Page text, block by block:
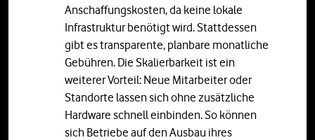
Anschaffungskosten, da keine lokale
Infrastruktur benötigt wird. Stattdessen
gibt es transparente, planbare monatliche
Gebühren. Die Skalierbarkeit ist ein
weiterer Vorteil: Neue Mitarbeiter oder
Standorte lassen sich ohne zusätzliche
Hardware schnell einbinden. So können
sich Betriebe auf den Ausbau ihres